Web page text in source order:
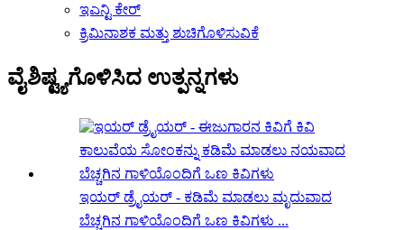
ಇಎನ್ಟಿ ಕೇರ್
ಕ್ರಿಮಿನಾಶಕ ಮತ್ತು ಶುಚಿಗೊಳಿಸುವಿಕೆ
ವೈಶಿಷ್ಟ್ಯಗೊಳಿಸಿದ ಉತ್ಪನ್ನಗಳು
ಇಯರ್ ಡ್ರೈಯರ್ - ಕಡಿಮೆ ಮಾಡಲು ಮೃದುವಾದ
ಬೆಚ್ಚಗಿನ ಗಾಳಿಯೊಂದಿಗೆ ಒಣ ಕಿವಿಗಳು ...